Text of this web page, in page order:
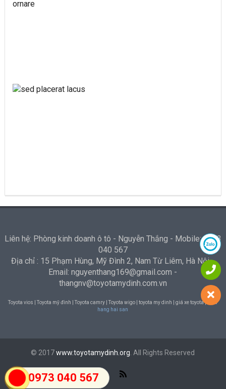
0973 040 567
Liên hệ: Phòng kinh doanh ô tô - Nguyễn Thắng - Mobile: 0973
040 567
Địa chỉ : 15 Phạm Hùng, Mỹ Đình 2, Nam Từ Liêm, Hà Nội -
Email: nguyenthang169@gmail.com -
thangnv@toyotamydinh.com.vn
Toyota vios | Toyota mỹ đình | Toyota camry | Toyota wigo | toyota my dinh | giá xe toyota |
Nha
hang hai san
© 2017www.toyotamydinh.org. All Rights Reserved